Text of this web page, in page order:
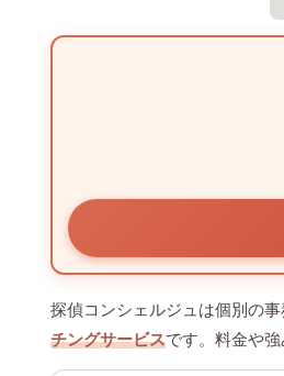
探偵コンシェルジュは個別の事
チングサービスです。料金や